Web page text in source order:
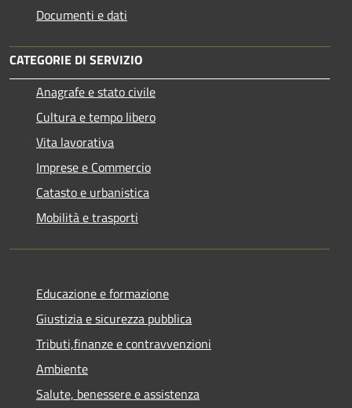
Documenti e dati
CATEGORIE DI SERVIZIO
Anagrafe e stato civile
Cultura e tempo libero
Vita lavorativa
Imprese e Commercio
Catasto e urbanistica
Mobilità e trasporti
Educazione e formazione
Giustizia e sicurezza pubblica
Tributi,finanze e contravvenzioni
Ambiente
Salute, benessere e assistenza